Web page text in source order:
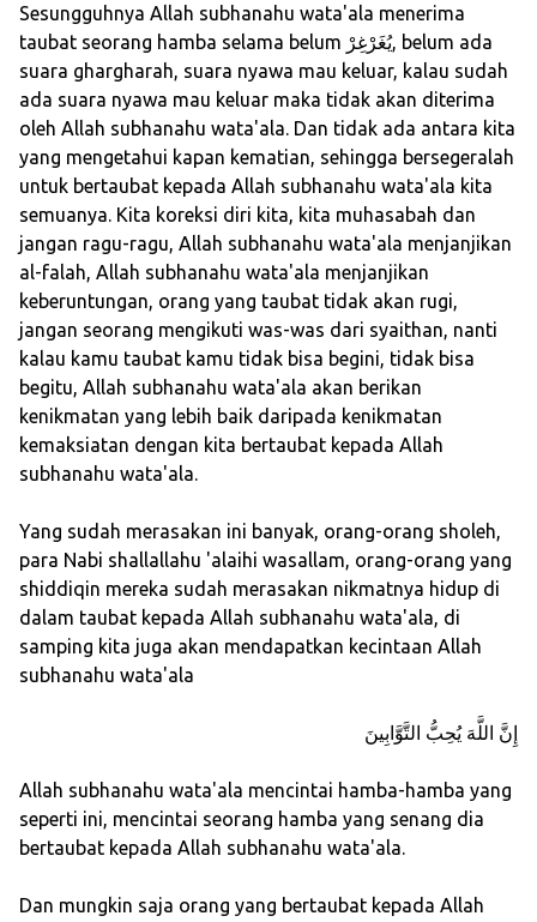
Sesungguhnya Allah subhanahu wata'ala menerima
taubat seorang hamba selama belum يُغَرْغِرْ, belum ada
suara ghargharah, suara nyawa mau keluar, kalau sudah
ada suara nyawa mau keluar maka tidak akan diterima
oleh Allah subhanahu wata'ala. Dan tidak ada antara kita
yang mengetahui kapan kematian, sehingga bersegeralah
untuk bertaubat kepada Allah subhanahu wata'ala kita
semuanya. Kita koreksi diri kita, kita muhasabah dan
jangan ragu-ragu, Allah subhanahu wata'ala menjanjikan
al-falah, Allah subhanahu wata'ala menjanjikan
keberuntungan, orang yang taubat tidak akan rugi,
jangan seorang mengikuti was-was dari syaithan, nanti
kalau kamu taubat kamu tidak bisa begini, tidak bisa
begitu, Allah subhanahu wata'ala akan berikan
kenikmatan yang lebih baik daripada kenikmatan
kemaksiatan dengan kita bertaubat kepada Allah
subhanahu wata'ala.
Yang sudah merasakan ini banyak, orang-orang sholeh,
para Nabi shallallahu 'alaihi wasallam, orang-orang yang
shiddiqin mereka sudah merasakan nikmatnya hidup di
dalam taubat kepada Allah subhanahu wata'ala, di
samping kita juga akan mendapatkan kecintaan Allah
subhanahu wata'ala
إِنَّ اللَّهَ يُحِبُّ التَّوَّابِينَ
Allah subhanahu wata'ala mencintai hamba-hamba yang
seperti ini, mencintai seorang hamba yang senang dia
bertaubat kepada Allah subhanahu wata'ala.
Dan mungkin saja orang yang bertaubat kepada Allah